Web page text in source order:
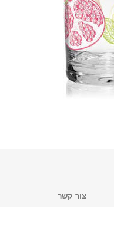
צור קשר